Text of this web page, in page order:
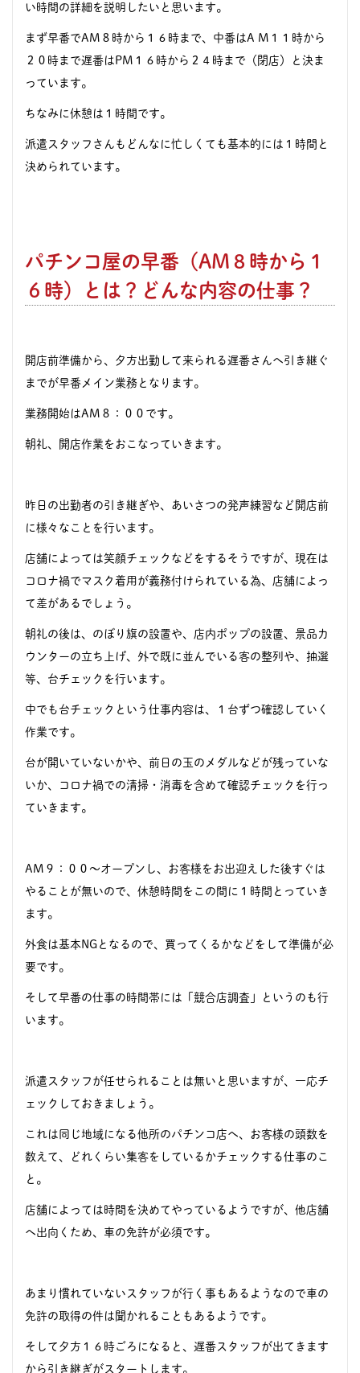
い時間の詳細を説明したいと思います。
まず早番でAM８時から１６時まで、中番はA M１１時から
２０時まで遅番はPM１６時から２４時まで（閉店）と決ま
っています。
ちなみに休憩は１時間です。
派遣スタッフさんもどんなに忙しくても基本的には１時間と
決められています。
パチンコ屋の早番（AM８時から１
６時）とは？どんな内容の仕事？
開店前準備から、夕方出勤して来られる遅番さんへ引き継ぐ
までが早番メイン業務となります。
業務開始はAM８：００です。
朝礼、開店作業をおこなっていきます。
昨日の出勤者の引き継ぎや、あいさつの発声練習など開店前
に様々なことを行います。
店舗によっては笑顔チェックなどをするそうですが、現在は
コロナ禍でマスク着用が義務付けられている為、店舗によっ
て差があるでしょう。
朝礼の後は、のぼり旗の設置や、店内ポップの設置、景品カ
ウンターの立ち上げ、外で既に並んでいる客の整列や、抽選
等、台チェックを行います。
中でも台チェックという仕事内容は、１台ずつ確認していく
作業です。
台が開いていないかや、前日の玉のメダルなどが残っていな
いか、コロナ禍での清掃・消毒を含めて確認チェックを行っ
ていきます。
AM９：００ ～オープンし、お客様をお出迎えした後すぐは
やることが無いので、休憩時間をこの間に１時間とっていき
ます。
外食は基本NGとなるので、買ってくるかなどをして準備が必
要です。
そして早番の仕事の時間帯には「競合店調査」というのも行
います。
派遣スタッフが任せられることは無いと思いますが、一応チ
ェックしておきましょう。
これは同じ地域になる他所のパチンコ店へ、お客様の頭数を
数えて、どれくらい集客をしているかチェックする仕事のこ
と。
店舗によっては時間を決めてやっているようですが、他店舗
へ出向くため、車の免許が必須です。
あまり慣れていないスタッフが行く事もあるようなので車の
免許の取得の件は聞かれることもあるようです。
そして夕方１６時ごろになると、遅番スタッフが出てきます
から引き継ぎがスタートします。